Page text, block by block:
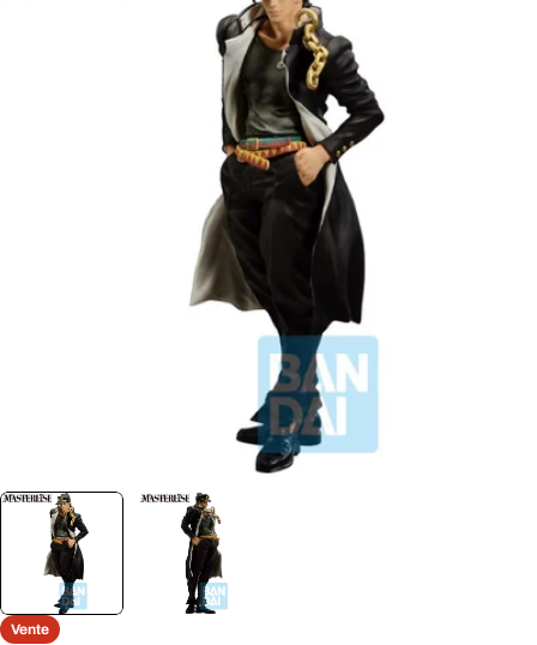
le média 0 en mode modal
Vente